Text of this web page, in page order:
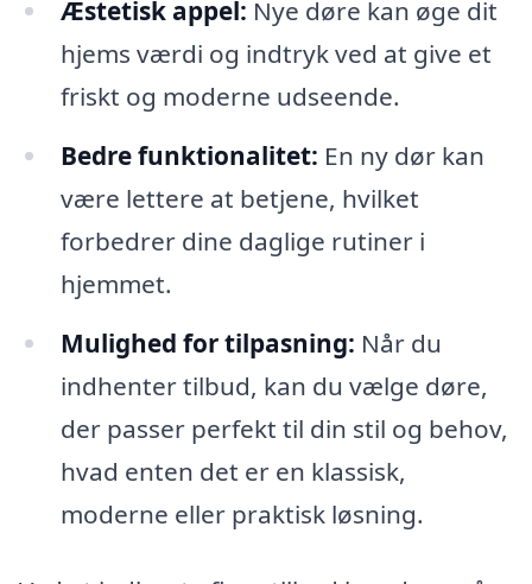
Æstetisk appel: Nye døre kan øge dit
hjems værdi og indtryk ved at give et
friskt og moderne udseende.
Bedre funktionalitet: En ny dør kan
være lettere at betjene, hvilket
forbedrer dine daglige rutiner i
hjemmet.
Mulighed for tilpasning: Når du
indhenter tilbud, kan du vælge døre,
der passer perfekt til din stil og behov,
hvad enten det er en klassisk,
moderne eller praktisk løsning.